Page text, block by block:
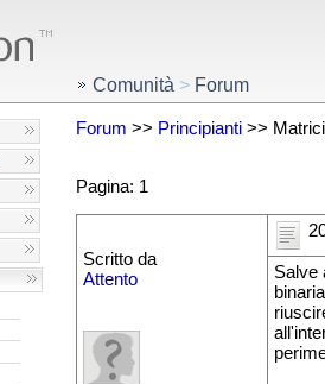
Comunità > Forum
Forum >> Principianti>> Matrici
Pagina: 1
Scritto da
Attento
Salve